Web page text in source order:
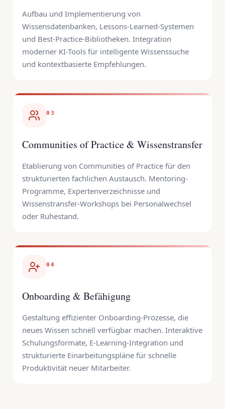
Aufbau und Implementierung von
Wissensdatenbanken, Lessons-Learned-Systemen
und Best-Practice-Bibliotheken. Integration
moderner KI-Tools für intelligente Wissenssuche
und kontextbasierte Empfehlungen.
03
Communities of Practice & Wissenstransfer
Etablierung von Communities of Practice für den
strukturierten fachlichen Austausch. Mentoring-
Programme, Expertenverzeichnisse und
Wissenstransfer-Workshops bei Personalwechsel
oder Ruhestand.
04
Onboarding & Befähigung
Gestaltung effizienter Onboarding-Prozesse, die
neues Wissen schnell verfügbar machen. Interaktive
Schulungsformate, E-Learning-Integration und
strukturierte Einarbeitungspläne für schnelle
Produktivität neuer Mitarbeiter.